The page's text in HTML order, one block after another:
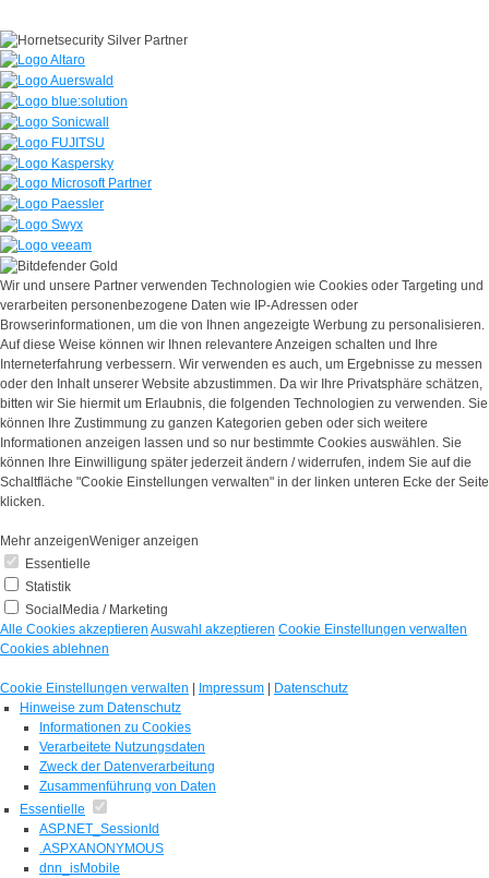
Wir und unsere Partner verwenden Technologien wie Cookies oder Targeting und
verarbeiten personenbezogene Daten wie IP-Adressen oder
Browserinformationen, um die von Ihnen angezeigte Werbung zu personalisieren.
Auf diese Weise können wir Ihnen relevantere Anzeigen schalten und Ihre
Interneterfahrung verbessern. Wir verwenden es auch, um Ergebnisse zu messen
oder den Inhalt unserer Website abzustimmen. Da wir Ihre Privatsphäre schätzen,
bitten wir Sie hiermit um Erlaubnis, die folgenden Technologien zu verwenden. Sie
können Ihre Zustimmung zu ganzen Kategorien geben oder sich weitere
Informationen anzeigen lassen und so nur bestimmte Cookies auswählen. Sie
können Ihre Einwilligung später jederzeit ändern / widerrufen, indem Sie auf die
Schaltfläche "Cookie Einstellungen verwalten" in der linken unteren Ecke der Seite
klicken.
Mehr anzeigenWeniger anzeigen
Essentielle
Statistik
SocialMedia / Marketing
Alle Cookies akzeptieren Auswahl akzeptieren Cookie Einstellungen verwalten
Cookies ablehnen
Cookie Einstellungen verwalten | Impressum | Datenschutz
Hinweise zum Datenschutz
Informationen zu Cookies
Verarbeitete Nutzungsdaten
Zweck der Datenverarbeitung
Zusammenführung von Daten
Essentielle
ASP.NET_SessionId
.ASPXANONYMOUS
dnn_isMobile